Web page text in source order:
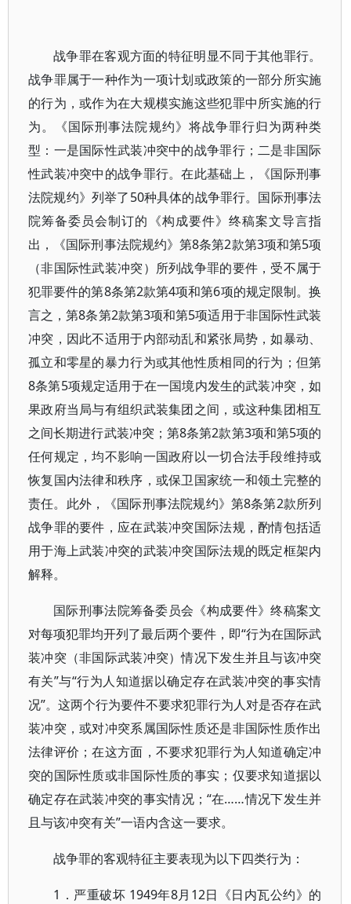
战争罪在客观方面的特征明显不同于其他罪行。
战争罪属于一种作为一项计划或政策的一部分所实施
的行为，或作为在大规模实施这些犯罪中所实施的行
为。《国际刑事法院规约》将战争罪行归为两种类
型：一是国际性武装冲突中的战争罪行；二是非国际
性武装冲突中的战争罪行。在此基础上，《国际刑事
法院规约》列举了50种具体的战争罪行。国际刑事法
院筹备委员会制订的《构成要件》终稿案文导言指
出，《国际刑事法院规约》第8条第2款第3项和第5项
（非国际性武装冲突）所列战争罪的要件，受不属于
犯罪要件的第8条第2款第4项和第6项的规定限制。换
言之，第8条第2款第3项和第5项适用于非国际性武装
冲突，因此不适用于内部动乱和紧张局势，如暴动、
孤立和零星的暴力行为或其他性质相同的行为；但第
8条第5项规定适用于在一国境内发生的武装冲突，如
果政府当局与有组织武装集团之间，或这种集团相互
之间长期进行武装冲突；第8条第2款第3项和第5项的
任何规定，均不影响一国政府以一切合法手段维持或
恢复国内法律和秩序，或保卫国家统一和领土完整的
责任。此外，《国际刑事法院规约》第8条第2款所列
战争罪的要件，应在武装冲突国际法规，酌情包括适
用于海上武装冲突的武装冲突国际法规的既定框架内
解释。
国际刑事法院筹备委员会《构成要件》终稿案文
对每项犯罪均开列了最后两个要件，即“行为在国际武
装冲突（非国际武装冲突）情况下发生并且与该冲突
有关”与“行为人知道据以确定存在武装冲突的事实情
况”。这两个行为要件不要求犯罪行为人对是否存在武
装冲突，或对冲突系属国际性质还是非国际性质作出
法律评价；在这方面，不要求犯罪行为人知道确定冲
突的国际性质或非国际性质的事实；仅要求知道据以
确定存在武装冲突的事实情况；“在……情况下发生并
且与该冲突有关”一语内含这一要求。
战争罪的客观特征主要表现为以下四类行为：
1．严重破坏 1949年8月12日《日内瓦公约》的